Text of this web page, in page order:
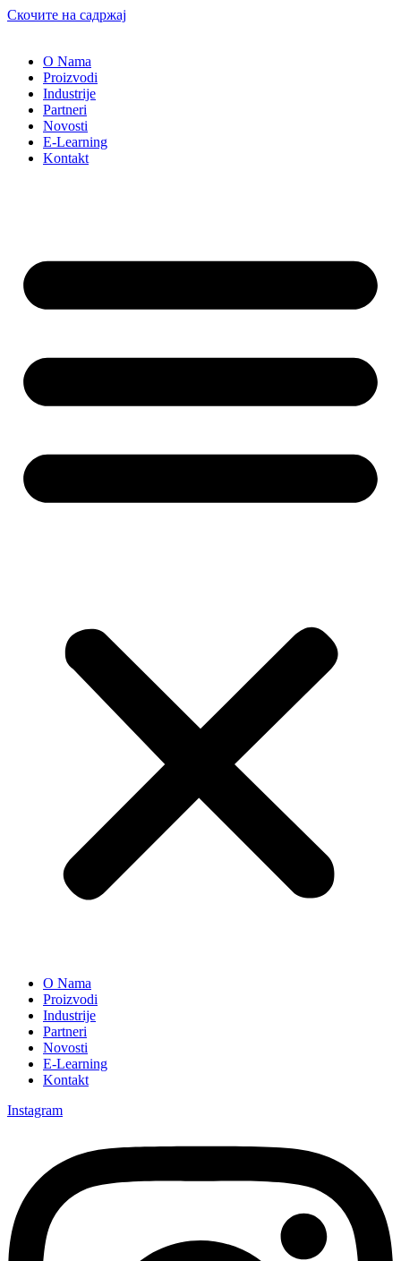
Скочите на садржај
O Nama
Proizvodi
Industrije
Partneri
Novosti
E-Learning
Kontakt
O Nama
Proizvodi
Industrije
Partneri
Novosti
E-Learning
Kontakt
Instagram